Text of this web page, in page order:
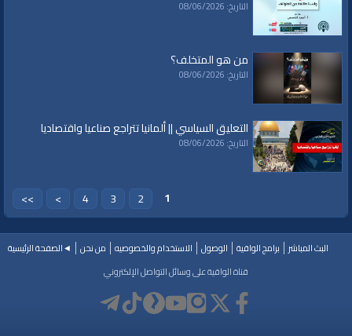
العلامات:قناة|الواقية |النهضة|الحكم |
| القضاء والقدر
الدعوة الإسلامية|
الإسلام
التاريخ: 08/06/2026
من هو المتخلف؟
التاريخ: 08/06/2026
التعليق السياسي || ألمانيا تتراجع صناعيا واقتصاديا
التاريخ: 08/06/2026
1
2
3
4
>
>>
البث المباشر برامج الواقية الوصول الاستخدام والخصوصيه من نحن
◄الصفحة الرئيسية
قناة الواقية على وسائل التواصل الإلكتروني